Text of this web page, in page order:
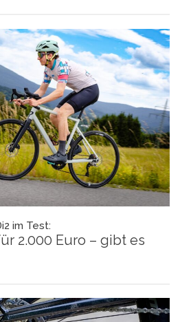
im Test:
2.000 Euro – gibt es